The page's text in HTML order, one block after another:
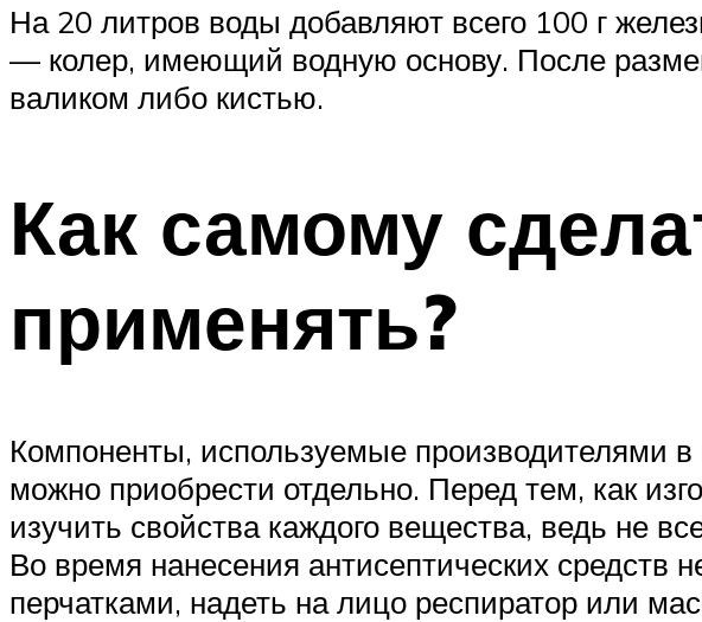
На 20 литров воды добавляют всего 100 г
— колер, имеющий водную основу. После
валиком либо кистью.
Как самому
применять?
Компоненты, используемые производителями
можно приобрести отдельно. Перед тем, как
изучить свойства каждого вещества, ведь не
Во время нанесения антисептических средств
перчатками, надеть на лицо респиратор или